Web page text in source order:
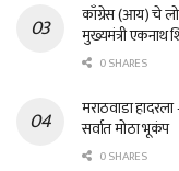
काँग्रेस (आय) चे
मुख्यमंत्री एकनाथ
0 SHARES
मराठवाडा
सर्वात मोठा भूकंप
0 SHARES